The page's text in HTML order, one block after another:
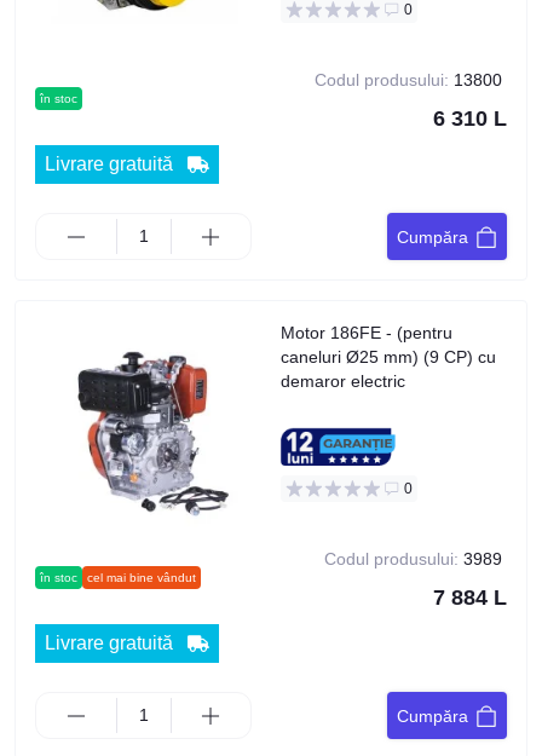
în stoc
0
Codul produsului: 13800
6 310 L
Livrare gratuită
Cumpăra
în stoc cel mai bine vândut
Motor 186FE - (pentru
caneluri Ø25 mm) (9 CP) cu
demaror electric
0
Codul produsului: 3989
7 884 L
Livrare gratuită
Cumpăra